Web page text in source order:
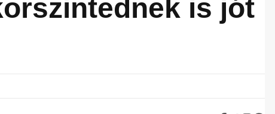
is jót